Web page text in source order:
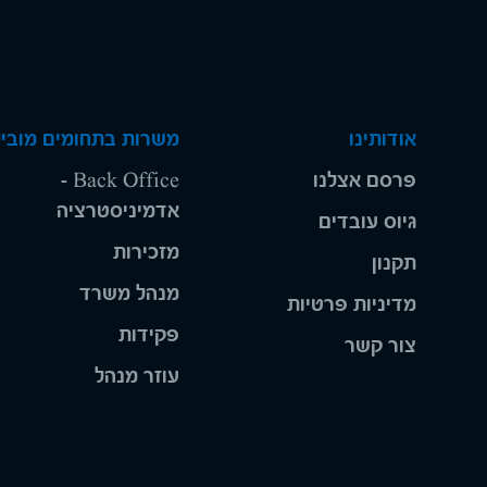
אודותינו
פרסם אצלנו
גיוס עובדים
תקנון
מדיניות פרטיות
צור קשר
משרות בתחומים
Back Office -
אדמיניסטרציה
מזכירות
מנהל משרד
פקידות
עוזר מנהל